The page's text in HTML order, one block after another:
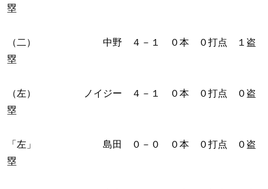
塁
（二） 中野 ４－１ ０本 ０打点 １盗
塁
（左） ノイジー ４－１ ０本 ０打点 ０盗
塁
「左」 島田 ０－０ ０本 ０打点 ０盗
塁